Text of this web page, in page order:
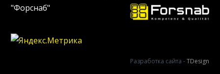
"Форснаб"
Разработка сайта -TDesign